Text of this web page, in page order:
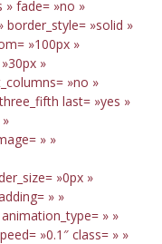
» fade= »no »
border_style= »solid »
»100px »
»
»no »
last= »yes »
» »
»0px »
» »
» »
»0.1″ class= » »